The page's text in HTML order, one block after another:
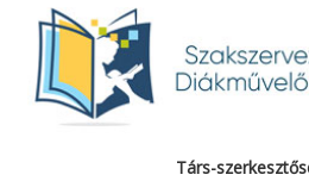
Társ-